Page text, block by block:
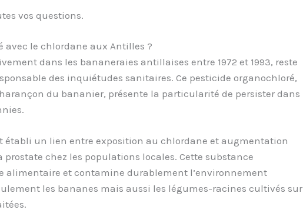
vos questions.
avec le chlordane aux Antilles ?
dans les bananeraies antillaises entre 1972 et 1993, reste
des inquiétudes sanitaires. Ce pesticide organochloré,
du bananier, présente la particularité de persister dans
établi un lien entre exposition au chlordane et augmentation
prostate chez les populations locales. Cette substance
alimentaire et contamine durablement l’environnement
les bananes mais aussi les légumes-racines cultivés sur